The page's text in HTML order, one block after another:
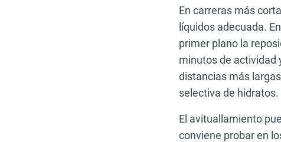
En carreras más
líquidos adecuada.
primer plano la
minutos de actividad
distancias más
selectiva de hidratos.
El avituallamiento
conviene probar en